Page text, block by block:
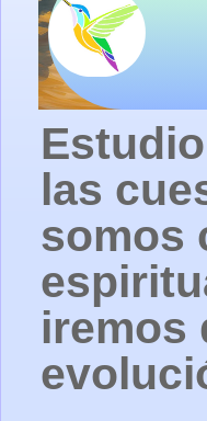
las
somos
iremos